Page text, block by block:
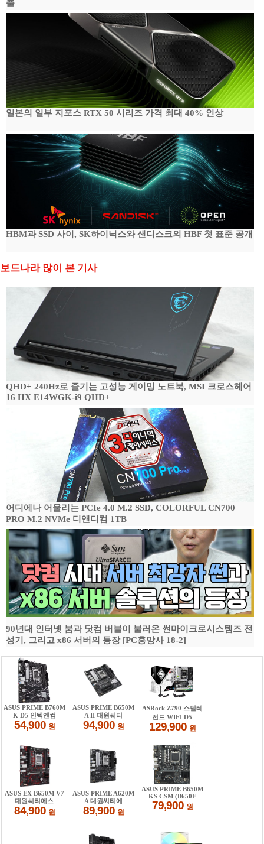
출
일본의 일부 지포스 RTX 50 시리즈 가격 최대 40% 인상
HBM과 SSD 사이, SK하이닉스와 샌디스크의 HBF 첫 표준 공개
보드나라 많이 본 기사
QHD+ 240Hz로 즐기는 고성능 게이밍 노트북, MSI 크로스헤어
16 HX E14WGK-i9 QHD+
어디에나 어울리는 PCIe 4.0 M.2 SSD, COLORFUL CN700
PRO M.2 NVMe 디앤디컴 1TB
90년대 인터넷 붐과 닷컴 버블이 불러온 썬마이크로시스템즈 전
성기, 그리고 x86 서버의 등장 [PC흥망사 18-2]